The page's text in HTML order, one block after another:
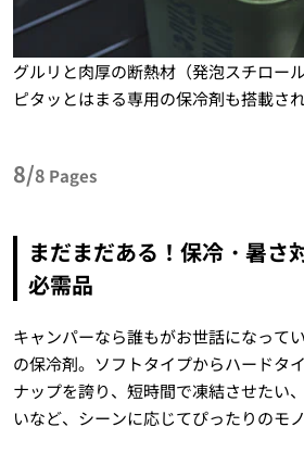
グルリと肉厚の断熱材（発泡スチロー
ピタッとはまる専用の保冷剤も搭載され
8/8 Pages
まだまだある！保冷・暑さ
必需品
キャンパーなら誰もがお世話になって
の保冷剤。ソフトタイプからハードタ
ナップを誇り、短時間で凍結させたい
いなど、シーンに応じてぴったりのモ